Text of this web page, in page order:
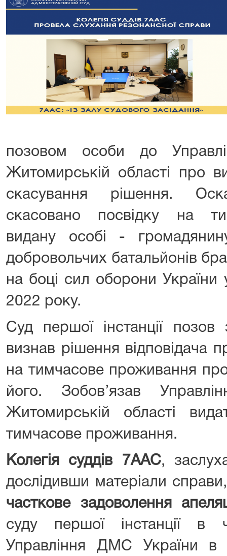
позовом особи до
Житомирській області про
скасування рішення.
скасовано посвідку на
видану особі -
добровольчих батальйонів
на боці сил оборони
2022 року.
Суд першої інстанції позов
визнав рішення відповідача
на тимчасове проживання
його. Зобов’язав
Житомирській області
тимчасове проживання.
Колегія суддів 7ААС,
дослідивши матеріали
часткове задоволення
суду першої інстанції в
Управління ДМС України в